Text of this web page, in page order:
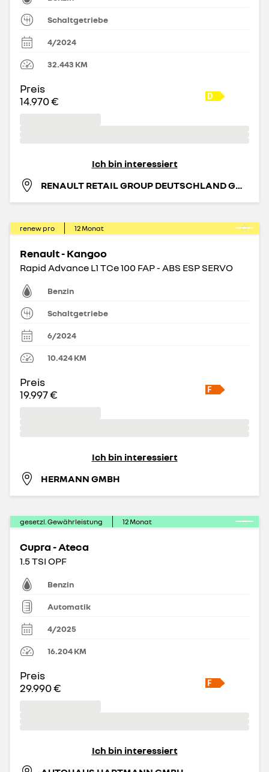
Schaltgetriebe
4/2024
32.443 KM
Preis
14.970 €
Ich bin interessiert
RENAULT RETAIL GROUP DEUTSCHLAND GMBH
renew pro 12Monat
Renault - Kangoo
Rapid Advance L1 TCe 100 FAP - ABS ESP SERVO
Benzin
Schaltgetriebe
6/2024
10.424KM
Preis
19.997 €
Ich bin interessiert
HERMANN GMBH
gesetzl. Gewährleistung 12Monat
Cupra - Ateca
1.5 TSI OPF
Benzin
Automatik
4/2025
16.204KM
Preis
29.990 €
Ich bin interessiert